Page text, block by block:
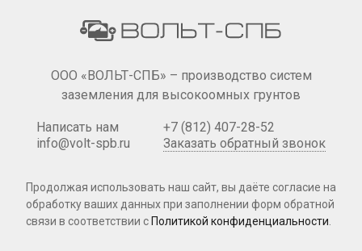
ООО «ВОЛЬТ-СПБ» – производство систем
заземления для высокоомных грунтов
Написать нам
info@volt-spb.ru
+7 (812) 407-28-52
Заказать обратный звонок
Продолжая использовать наш сайт, вы даёте согласие на
обработку ваших данных при заполнении форм обратной
связи в соответствии с Политикой конфиденциальности.